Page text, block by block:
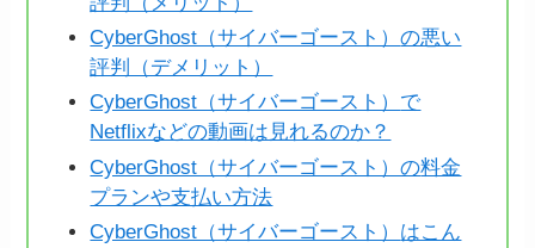
CyberGhost（サイバーゴースト）の悪い
評判（デメリット）
CyberGhost（サイバーゴースト） で
Netflixなどの動画は見れるのか？
CyberGhost（サイバーゴースト）の料金
プランや支払い方法
CyberGhost（サイバーゴースト） はこん